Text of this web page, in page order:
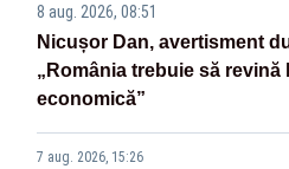
8 aug. 2026, 08:51
Nicușor Dan, avertisment
„România trebuie să revină
economică”
7 aug. 2026, 15:26